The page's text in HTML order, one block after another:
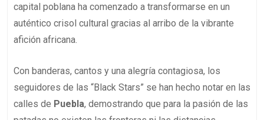
capital poblana ha comenzado a transformarse en un
auténtico crisol cultural gracias al arribo de la vibrante
afición africana.
Con banderas, cantos y una alegría contagiosa, los
seguidores de las “Black Stars” se han hecho notar en las
calles de Puebla, demostrando que para la pasión de las